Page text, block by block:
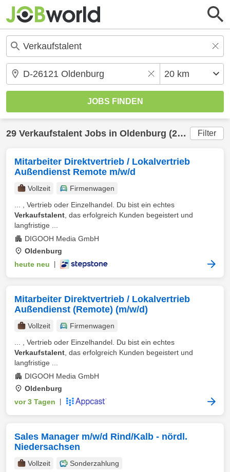
29 Verkaufstalent Jobs in Oldenburg (20 km) gefunden Filter
Mitarbeiter Direktvertrieb / Lokalvertrieb
Außendienst Remote m/w/d
Vollzeit
Firmenwagen
... , Vertrieb oder Einzelhandel. Du bist ein echtes
Verkaufstalent , das erfolgreich Kunden begeistert und
langfristige ...
DIGOOH Media GmbH
Oldenburg
heute neu
Mitarbeiter Direktvertrieb / Lokalvertrieb
Außendienst (Remote) (m/w/d)
Vollzeit
Firmenwagen
... , Vertrieb oder Einzelhandel. Du bist ein echtes
Verkaufstalent , das erfolgreich Kunden begeistert und
langfristige ...
DIGOOH Media GmbH
Oldenburg
vor 3 Tagen
Sales Manager m/w/d Rind/Kalb - nördl.
Niedersachsen
Vollzeit
Sonderzahlung